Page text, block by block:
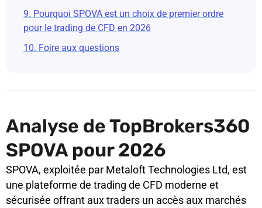
9. Pourquoi SPOVA est un choix de premier ordre
pour le trading de CFD en 2026
10. Foire aux questions
Analyse de TopBrokers360
SPOVA pour 2026
SPOVA, exploitée par Metaloft Technologies Ltd, est
une plateforme de trading de CFD moderne et
sécurisée offrant aux traders un accès aux marchés